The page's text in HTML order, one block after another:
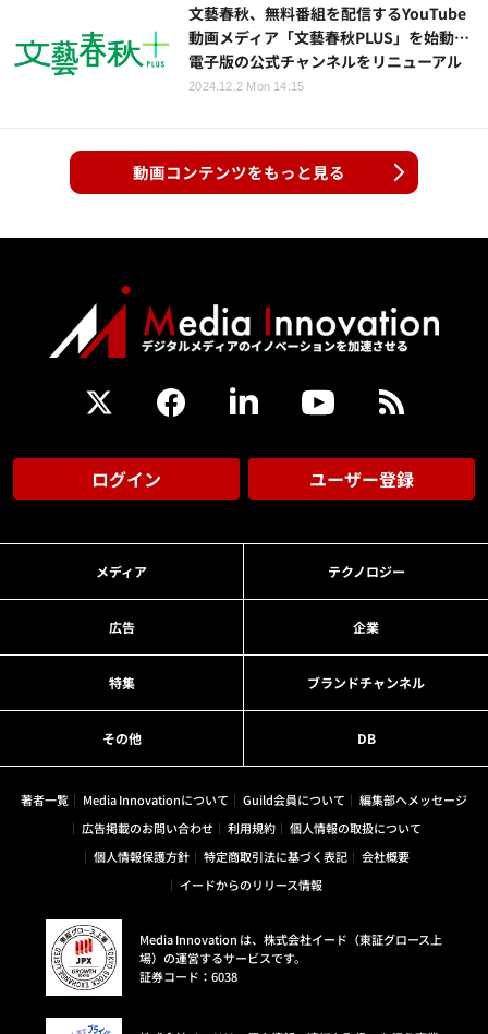
文藝春秋、無料番組を配信するYouTube
動画メディア「文藝春秋PLUS」を始動…
電子版の公式チャンネルをリニューアル
2024.12.2 Mon 14:15
動画コンテンツをもっと見る
ログイン ユーザー登録
メディア テクノロジー
広告 企業
特集 ブランドチャンネル
その他 DB
著者一覧 Media Innovationについて Guild会員について
編集部へメッセージ
広告掲載のお問い合わせ
利用規約
個人情報の取扱について
個人情報保護方針
特定商取引法に基づく表記
会社概要
イードからのリリース情報
Media Innovation は、株式会社イード（東証グロース上
場）の運営するサービスです。
証券コード：6038